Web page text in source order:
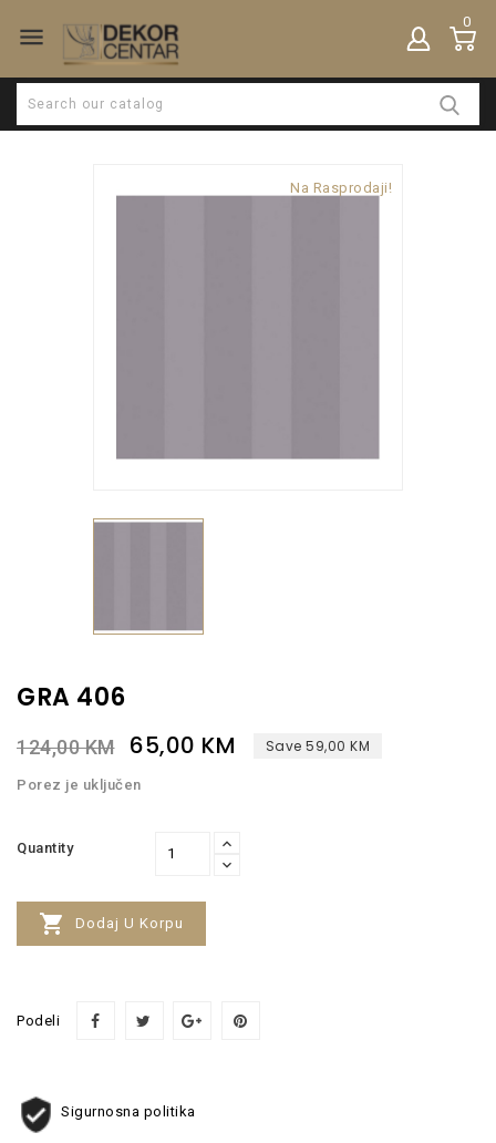

0
Na Rasprodaji!
GRA 406
124,00 KM 65,00 KM Save 59,00 KM
Porez je uključen
Quantity
 Dodaj U Korpu
Podeli
Sigurnosna politika